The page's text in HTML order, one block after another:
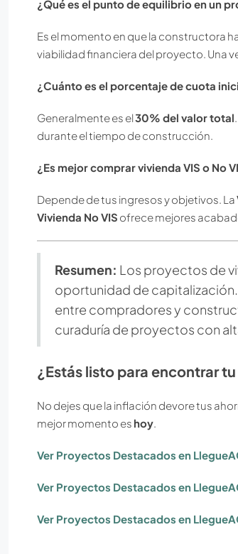
¿Qué es el punto de equilibrio en un
Es el momento en que la constructora
viabilidad financiera del proyecto. Una
¿Cuánto es el porcentaje de cuota
Generalmente es el30% del valor total
durante el tiempo de construcción.
¿Es mejor comprar vivienda VIS o No
Depende de tus ingresos y objetivos. La
Vivienda No VIS ofrece mejores
Resumen: Los proyectos de
oportunidad de
entre compradores y
curaduría de proyectos con
¿Estás listo para encontrar
No dejes que la inflación devore tus
mejor momento es hoy
Ver Proyectos Destacados en
Ver Proyectos Destacados en
Ver Proyectos Destacados en